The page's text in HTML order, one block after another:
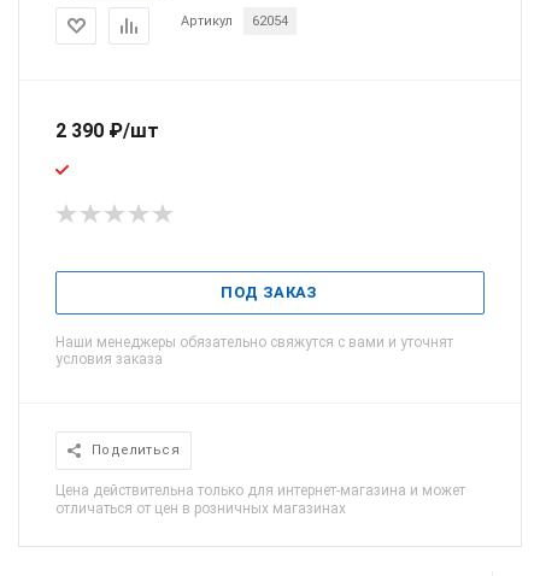
Артикул 62054
2 390 ₽/шт
ПОД ЗАКАЗ
Наши менеджеры обязательно свяжутся с вами и уточнят
условия заказа
Поделиться
Цена действительна только для интернет-магазина и может
отличаться от цен в розничных магазинах